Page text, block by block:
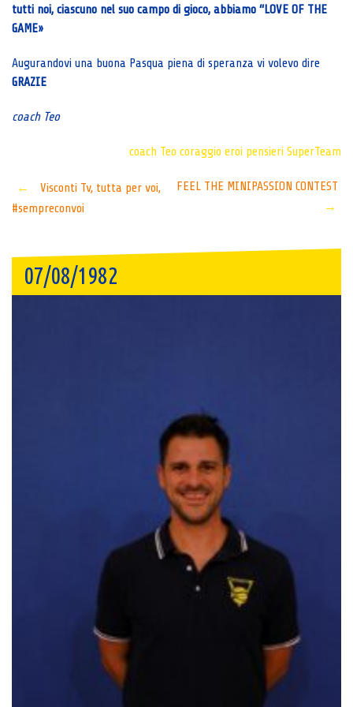
tutti noi, ciascuno nel suo campo di gioco, abbiamo “LOVE OF THE
GAME»
Augurandovi una buona Pasqua piena di speranza vi volevo dire
GRAZIE
coach Teo
coach Teo coraggio eroi pensieri SuperTeam
Post
←
Visconti Tv, tutta per voi,
#sempreconvoi
FEEL THE MINIPASSION CONTEST
→
07/08/1982